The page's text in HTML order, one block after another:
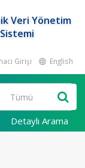
Veri Yönetim
Sistemi
Girişi English
Detaylı Arama